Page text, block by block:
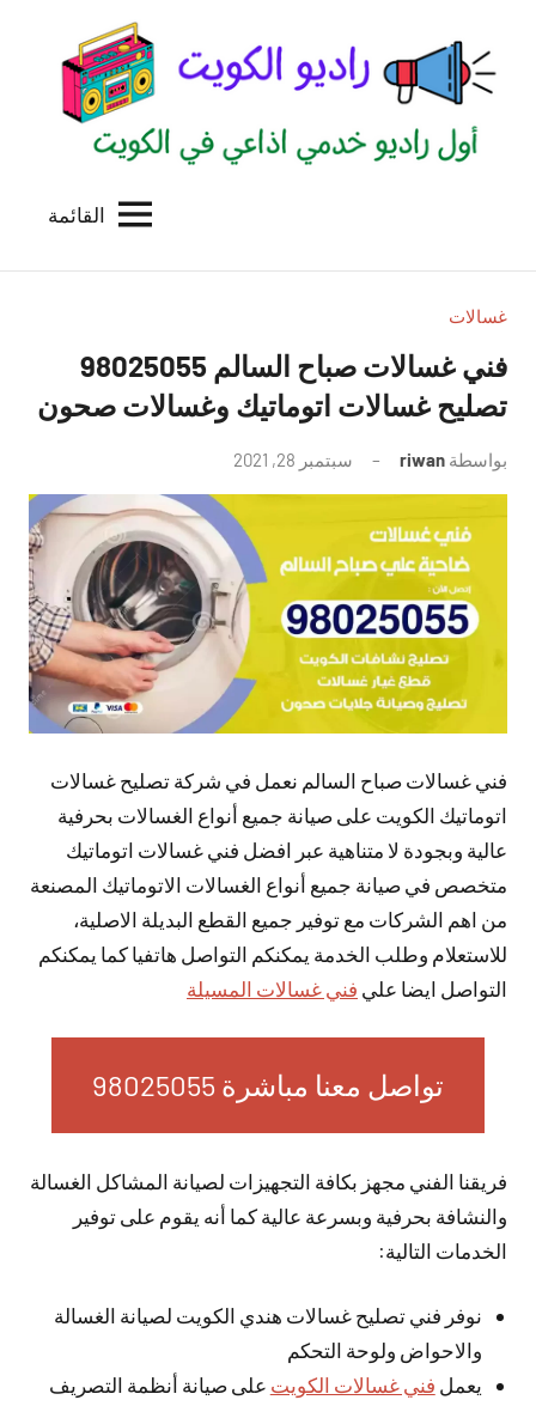
المحتوى
الكويت
للاعلانات
بالكويت
القائمة
غسالات
فني غسالات صباح السالم 98025055
تصليح غسالات اتوماتيك وغسالات صحون
بواسطة riwan سبتمبر 28, 2021
توجد
تعليقات
فني غسالات صباح السالم نعمل في شركة تصليح غسالات
اتوماتيك الكويت على صيانة جميع أنواع الغسالات بحرفية
عالية وبجودة لا متناهية عبر افضل فني غسالات اتوماتيك
متخصص في صيانة جميع أنواع الغسالات الاتوماتيك المصنعة
من اهم الشركات مع توفير جميع القطع البديلة الاصلية،
للاستعلام وطلب الخدمة يمكنكم التواصل هاتفيا كما يمكنكم
التواصل ايضا علي فني غسالات المسيلة
تواصل معنا مباشرة 98025055
فريقنا الفني مجهز بكافة التجهيزات لصيانة المشاكل الغسالة
والنشافة بحرفية وبسرعة عالية كما أنه يقوم على توفير
الخدمات التالية:
نوفر فني تصليح غسالات هندي الكويت لصيانة الغسالة
والاحواض ولوحة التحكم
يعمل فني غسالات الكويت على صيانة أنظمة التصريف